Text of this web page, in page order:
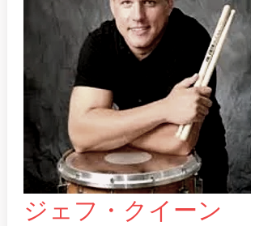
ジェフ・クイーン